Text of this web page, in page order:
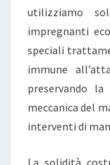
utilizziamo
impregnanti
speciali
immune
preservando
meccanica del
interventi di